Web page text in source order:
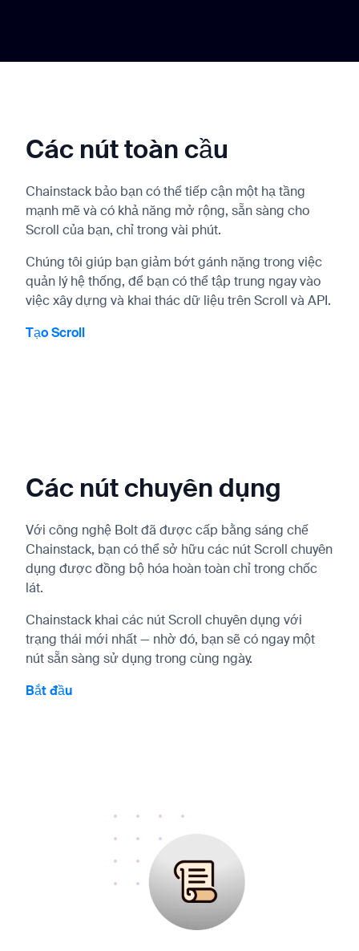
Các nút toàn cầu
Chainstack bảo bạn có thể tiếp cận một hạ tầng
mạnh mẽ và có khả năng mở rộng, sẵn sàng cho
Scroll của bạn, chỉ trong vài phút.
Chúng tôi giúp bạn giảm bớt gánh nặng trong việc
quản lý hệ thống, để bạn có thể tập trung ngay vào
việc xây dựng và khai thác dữ liệu trên Scroll và API.
Tạo Scroll
Các nút chuyên dụng
Với công nghệ Bolt đã được cấp bằng sáng chế
Chainstack, bạn có thể sở hữu các nút Scroll chuyên
dụng được đồng bộ hóa hoàn toàn chỉ trong chốc
lát.
Chainstack khai các nút Scroll chuyên dụng với
trạng thái mới nhất — nhờ đó, bạn sẽ có ngay một
nút sẵn sàng sử dụng trong cùng ngày.
Bắt đầu